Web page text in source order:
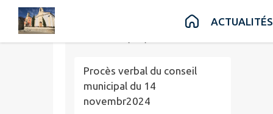
Contenu Pied de pageACTUALITÉS
Procès verbal du conseil
municipal du 14
novembr2024